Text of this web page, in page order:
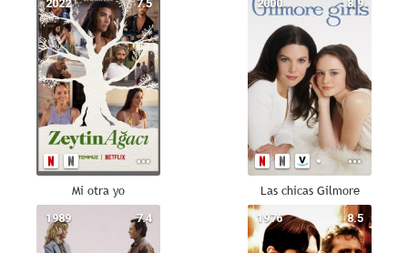
7.5
2022
Mi otra yo
8.9
2000
Las chicas Gilmore
7.4
1989 8.5
1976